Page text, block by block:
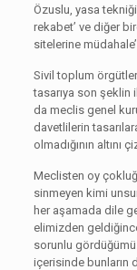
Özuslu, yasa
rekabet’ ve diğer
sitelerine
Sivil toplum
tasarıya son şeklin
da meclis genel
davetlilerin
olmadığının altını
Meclisten oy
sinmeyen kimi
her aşamada dile
elimizden
sorunlu
içerisinde bunların